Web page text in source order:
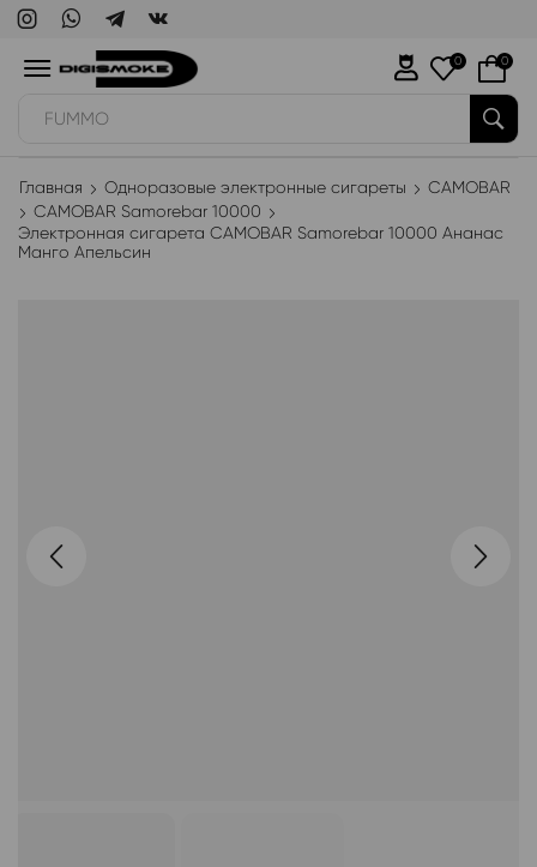
FUMMO
0 0
Главная Одноразовые электронные сигареты
CAMOBAR
CAMOBAR Samorebar 10000
Электронная сигарета CAMOBAR Samorebar 10000 Ананас
Манго Апельсин